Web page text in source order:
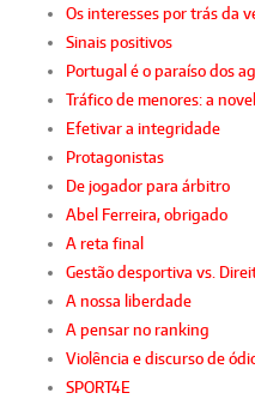
Os interesses por trás da
Sinais positivos
Portugal é o paraíso dos
Tráfico de menores: a
Efetivar a integridade
Protagonistas
De jogador para árbitro
Abel Ferreira, obrigado
A reta final
Gestão desportiva vs.
A nossa liberdade
A pensar no ranking
Violência e discurso de
SPORT4E